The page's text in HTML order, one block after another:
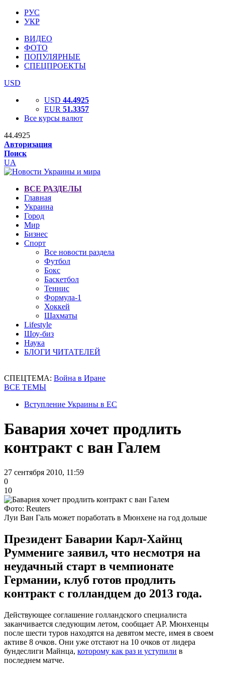
РУС
УКР
ВИДЕО
ФОТО
ПОПУЛЯРНЫЕ
СПЕЦПРОЕКТЫ
USD
USD 44.4925
EUR 51.3357
Все курсы валют
44.4925
Авторизация
Поиск
UA
ВСЕ РАЗДЕЛЫ
Главная
Украина
Город
Мир
Бизнес
Спорт
Все новости раздела
Футбол
Бокс
Баскетбол
Теннис
Формула-1
Хоккей
Шахматы
Lifestyle
Шоу-биз
Наука
БЛОГИ ЧИТАТЕЛЕЙ
СПЕЦТЕМА: Война в Иране
ВСЕ ТЕМЫ
Вступление Украины в ЕС
Бавария хочет продлить
контракт с ван Галем
27 сентября 2010, 11:59
0
10
Фото: Reuters
Луи Ван Галь может поработать в Мюнхене на год дольше
Президент Баварии Карл-Хайнц
Руммениге заявил, что несмотря на
неудачный старт в чемпионате
Германии, клуб готов продлить
контракт с голландцем до 2013 года.
Действующее соглашение голландского специалиста
заканчивается следующим летом, сообщает AP. Мюнхенцы
после шести туров находятся на девятом месте, имея в своем
активе 8 очков. Они уже отстают на 10 очков от лидера
бундеслиги Майнца, которому как раз и уступили в
последнем матче.